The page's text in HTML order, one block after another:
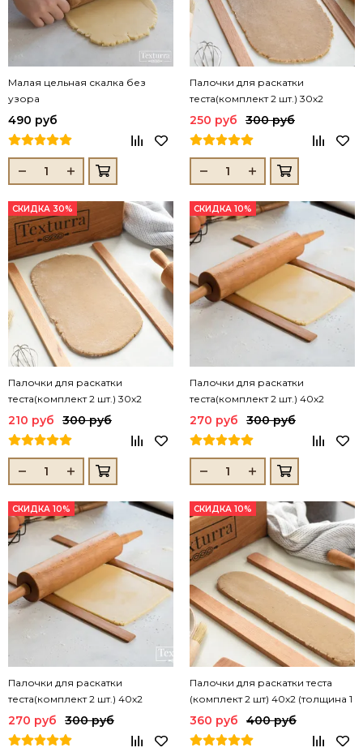
Малая цельная скалка без
узора
490 руб
Палочки для раскатки
теста(комплект 2 шт.) 30х2
(толщина 0,3 см)
250 руб 300 руб
СКИДКА 30%
Палочки для раскатки
теста(комплект 2 шт.) 30х2
(толщина 0,5см)
210 руб 300 руб
СКИДКА 10%
Палочки для раскатки
теста(комплект 2 шт.) 40х2
(толщина 0,3 см)
270 руб 300 руб
СКИДКА 10%
Палочки для раскатки
теста(комплект 2 шт.) 40х2
(толщина 0,5 см)
270 руб 300 руб
СКИДКА 10%
Палочки для раскатки теста
(комплект 2 шт) 40х2 (толщина 1
см)
360 руб 400 руб